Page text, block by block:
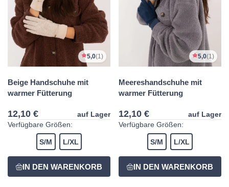
5,0(1)
Beige Handschuhe mit
warmer Fütterung
12,10 €
auf Lager
Verfügbare Größen:
S/M L/XL
5,0(1)
Meereshandschuhe mit
warmer Fütterung
12,10 €
auf Lager
Verfügbare Größen:
S/M L/XL